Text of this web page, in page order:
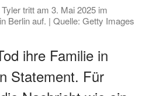
tritt am 3. Mai 2025 im
Berlin auf. | Quelle: Getty Images
ihre Familie in
Statement. Für